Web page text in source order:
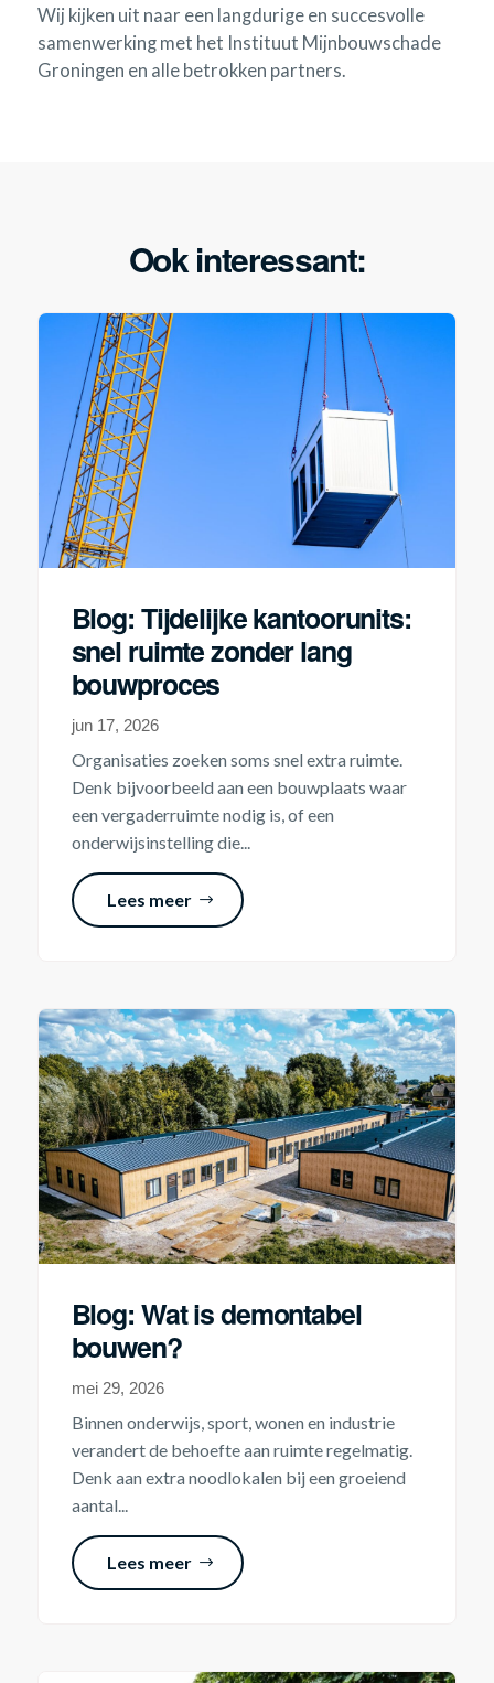
Wij kijken uit naar een langdurige en succesvolle
samenwerking met het Instituut Mijnbouwschade
Groningen en alle betrokken partners.
Ook interessant:
Blog: Tijdelijke kantoorunits:
snel ruimte zonder lang
bouwproces
jun 17, 2026
Organisaties zoeken soms snel extra ruimte.
Denk bijvoorbeeld aan een bouwplaats waar
een vergaderruimte nodig is, of een
onderwijsinstelling die...
Lees meer
Blog: Wat is demontabel
bouwen?
mei 29, 2026
Binnen onderwijs, sport, wonen en industrie
verandert de behoefte aan ruimte regelmatig.
Denk aan extra noodlokalen bij een groeiend
aantal...
Lees meer